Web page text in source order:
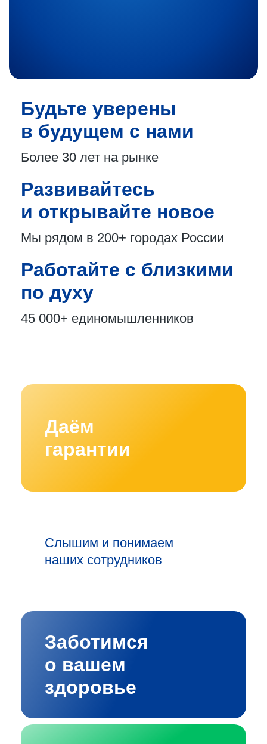
Будьте уверены
в будущем с нами
Более 30 лет на рынке
Развивайтесь
и открывайте новое
Мы рядом в 200+ городах России
Работайте с близкими
по духу
45 000+ единомышленников
Даём
гарантии
Слышим и понимаем
наших сотрудников
Заботимся
о вашем
здоровье